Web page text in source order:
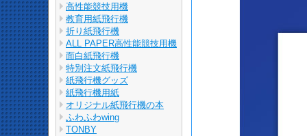
高性能競技用機
教育用紙飛行機
折り紙飛行機
ALL PAPER高性能競技用機
面白紙飛行機
特別注文紙飛行機
紙飛行機グッズ
紙飛行機用紙
オリジナル紙飛行機の本
ふわふわwing
TONBY